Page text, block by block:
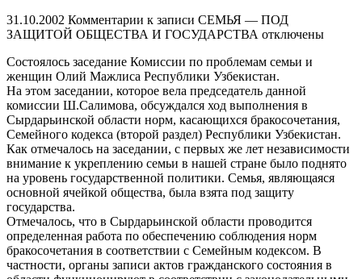
31.10.2002 Комментарии к записи СЕМЬЯ — ПОД
ЗАЩИТОЙ ОБЩЕСТВА И ГОСУДАРСТВА отключены
Состоялось заседание Комиссии по проблемам семьи и
женщин Олий Мажлиса Республики Узбекистан.
На этом заседании, которое вела председатель данной
комиссии Ш.Салимова, обсуждался ход выполнения в
Сырдарьинской области норм, касающихся бракосочетания,
Семейного кодекса (второй раздел) Республики Узбекистан.
Как отмечалось на заседании, с первых же лет независимости
внимание к укреплению семьи в нашей стране было поднято
на уровень государственной политики. Семья, являющаяся
основной ячейкой общества, была взята под защиту
государства.
Отмечалось, что в Сырдарьинской области проводится
определенная работа по обеспечению соблюдения норм
бракосочетания в соответствии с Семейным кодексом. В
частности, органы записи актов гражданского состояния в